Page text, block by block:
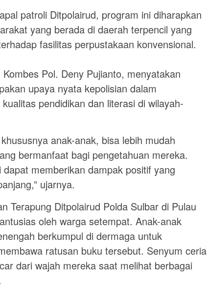
patroli Ditpolairud, program ini diharapkan
yang berada di daerah terpencil yang
fasilitas perpustakaan konvensional.
Pol. Deny Pujianto, menyatakan
upaya nyata kepolisian dalam
pendidikan dan literasi di wilayah-
anak-anak, bisa lebih mudah
bermanfaat bagi pengetahuan mereka.
memberikan dampak positif yang
ujarnya.
Terapung Ditpolairud Polda Sulbar di Pulau
oleh warga setempat. Anak-anak
berkumpul di dermaga untuk
ratusan buku tersebut. Senyum ceria
dari wajah mereka saat melihat berbagai